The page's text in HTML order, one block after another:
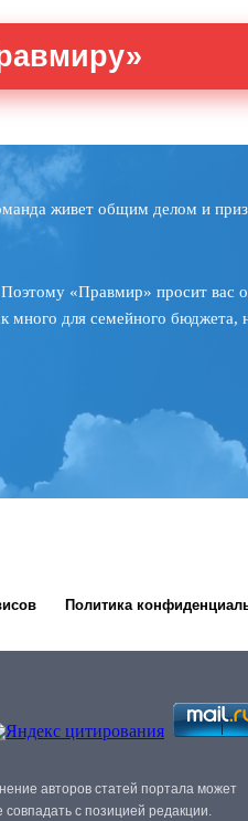
живет общим делом и
«Правмир» просит вас
для семейного бюджета,
Политика
авторов статей портала может
совпадать с позицией редакции.